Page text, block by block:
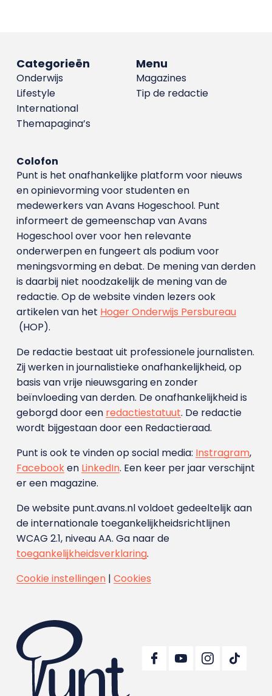
Menu
Magazines
Tip de redactie
Categorieën
Onderwijs
Lifestyle
International
Themapagina’s
Colofon
Punt is het onafhankelijke platform voor nieuws
en opinievorming voor studenten en
medewerkers van Avans Hoge­school. Punt
informeert de gemeenschap van Avans
Hogeschool over voor hen relevante
onderwerpen en fungeert als podium voor
meningsvorming en debat. De mening van derden
is daarbij niet noodzakelijk de mening van de
redactie. Op de website vinden lezers ook
artikelen van het Hoger Onderwijs Persbureau
(HOP).
De redactie bestaat uit professionele journalisten.
Zij werken in journalistieke onafhankelijkheid, op
basis van vrije nieuwsgaring en zonder
beïnvloeding van derden. De onafhankelijkheid is
geborgd door een redactiestatuut. De redactie
wordt bijgestaan door een Redactieraad.
Punt is ook te vinden op social media: Instragram,
Facebooken LinkedIn. Een keer per jaar verschijnt
er een magazine.
De website punt.avans.nl voldoet gedeeltelijk aan
de internationale toegankelijkheidsrichtlijnen
WCAG 2.1, niveau AA. Ga naar de
toegankelijkheidsverklaring.
Cookie instellingen| Cookies